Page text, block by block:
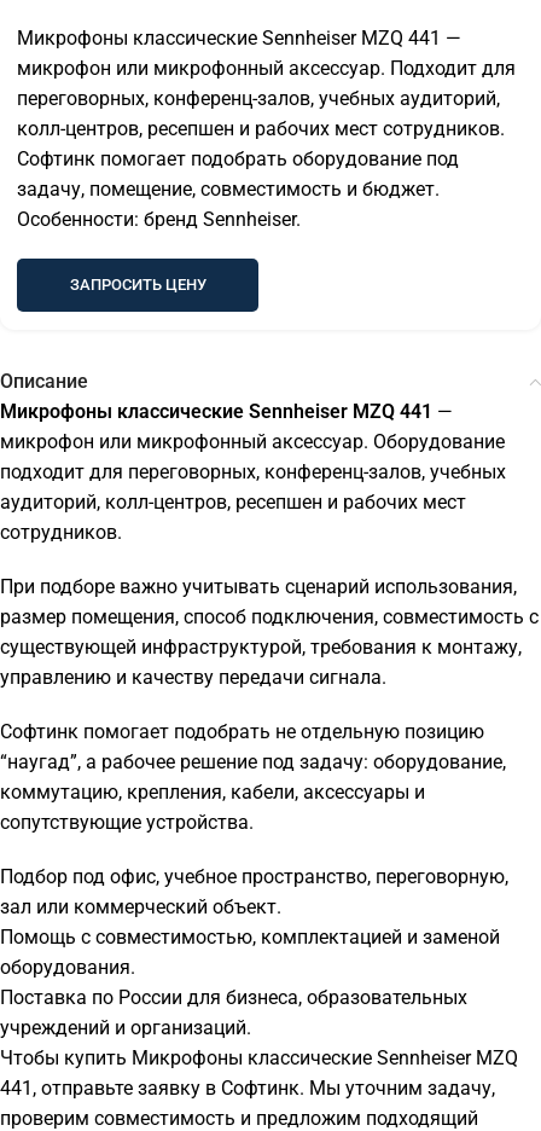
Микрофоны классические Sennheiser MZQ 441 —
микрофон или микрофонный аксессуар. Подходит для
переговорных, конференц-залов, учебных аудиторий,
колл-центров, ресепшен и рабочих мест сотрудников.
Софтинк помогает подобрать оборудование под
задачу, помещение, совместимость и бюджет.
Особенности: бренд Sennheiser.
ЗАПРОСИТЬ ЦЕНУ
Описание
Микрофоны классические Sennheiser MZQ 441 —
микрофон или микрофонный аксессуар. Оборудование
подходит для переговорных, конференц-залов, учебных
аудиторий, колл-центров, ресепшен и рабочих мест
сотрудников.
При подборе важно учитывать сценарий использования,
размер помещения, способ подключения, совместимость с
существующей инфраструктурой, требования к монтажу,
управлению и качеству передачи сигнала.
Софтинк помогает подобрать не отдельную позицию
“наугад”, а рабочее решение под задачу: оборудование,
коммутацию, крепления, кабели, аксессуары и
сопутствующие устройства.
Подбор под офис, учебное пространство, переговорную,
зал или коммерческий объект.
Помощь с совместимостью, комплектацией и заменой
оборудования.
Поставка по России для бизнеса, образовательных
учреждений и организаций.
Чтобы купить Микрофоны классические Sennheiser MZQ
441, отправьте заявку в Софтинк. Мы уточним задачу,
проверим совместимость и предложим подходящий